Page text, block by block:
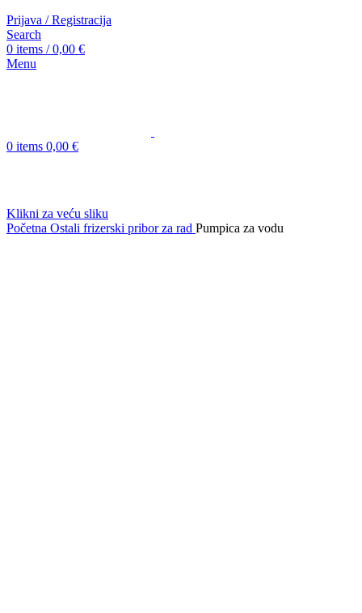
Prijava / Registracija
Search
0 items / 0,00 €
Menu
0 items 0,00 €
Klikni za veću sliku
Početna Ostali frizerski pribor za rad Pumpica za vodu